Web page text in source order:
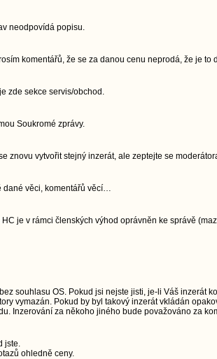
neodpovídá popisu.
komentářů, že se za danou cenu neprodá, že je to
zde sekce servis/obchod.
Soukromé zprávy.
znovu vytvořit stejný inzerát, ale zeptejte se
dané věci, komentářů věcí…
je v rámci členských výhod oprávněn ke správě
souhlasu OS. Pokud jsi nejste jisti, je-li Váš inzerát
vymazán. Pokud by byl takový inzerát vkládán
Inzerování za někoho jiného bude považováno za
jste.
ohledně ceny.